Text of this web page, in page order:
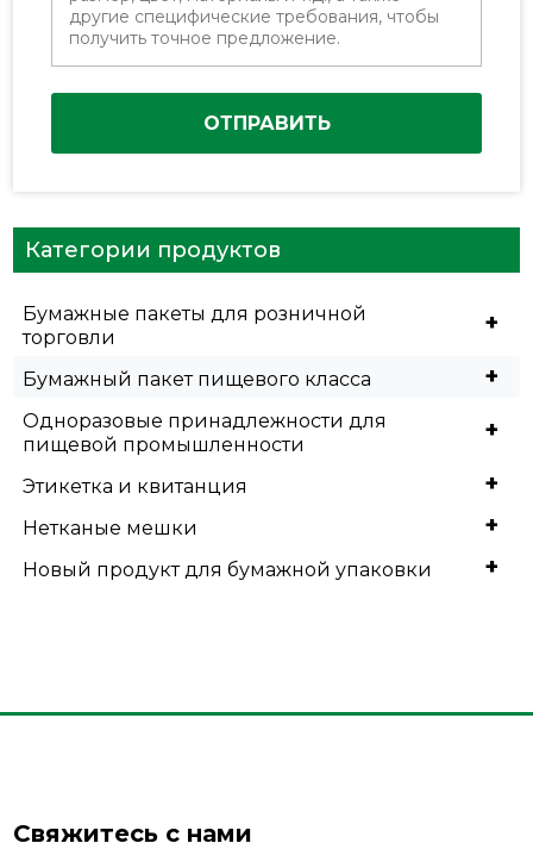
ОТПРАВИТЬ
Категории продуктов
+
Бумажные пакеты для розничной
торговли
+
Бумажный пакет пищевого класса
+
Одноразовые принадлежности для
пищевой промышленности
+
Этикетка и квитанция
+
Нетканые мешки
+
Новый продукт для бумажной упаковки
Свяжитесь с нами